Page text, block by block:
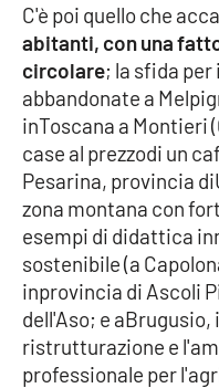
PROGETTI
SPECIALI
Buona Sanità
LA
CALABRIAVISIONE
Destinazioni
Eventi
Food
C'è poi quello che
abitanti, con una
circolare; la sfida
abbandonate a
inToscana a Montieri
case al prezzodi un
Pesarina, provincia
zona montana con
esempi di didattica
sostenibile (a
inprovincia di Ascoli
dell'Aso; e aBrugusio,
ristrutturazione e
professionale per